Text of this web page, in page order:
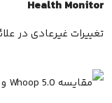
Health Monitor
تغییرات غیرعادی در